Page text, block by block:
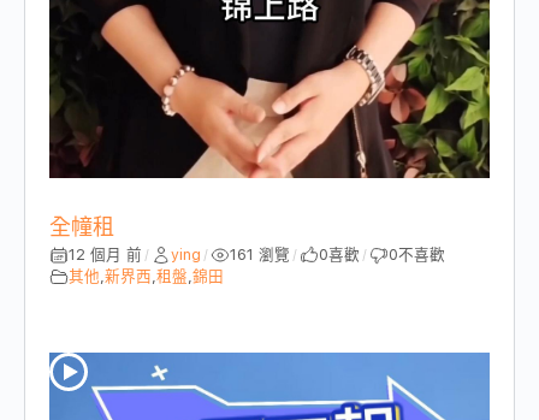
全幢租
12 個月 前 / ying / 161 瀏覽 / 0喜歡 / 0不喜歡
其他 新界西 租盤 錦田